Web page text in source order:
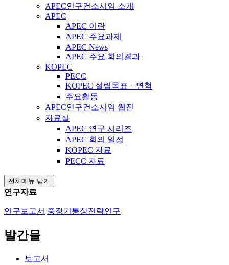
APEC연구컨소시엄 소개
APEC
APEC 이란
APEC 주요과제
APEC News
APEC 주요 회의결과
KOPEC
PECC
KOPEC 설립목표ㆍ연혁
주요활동
APEC연구컨소시엄 웹진
자료실
APEC 연구 시리즈
APEC 회의 일정
KOPEC 자료
PECC 자료
전체메뉴 닫기
연구자료
연구보고서 중장기통상전략연구
발간물
보고서